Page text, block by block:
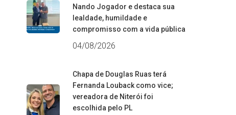
Nando Jogador e destaca sua
lealdade, humildade e
compromisso com a vida pública
04/08/2026
Chapa de Douglas Ruas terá
Fernanda Louback como vice;
vereadora de Niterói foi
escolhida pelo PL